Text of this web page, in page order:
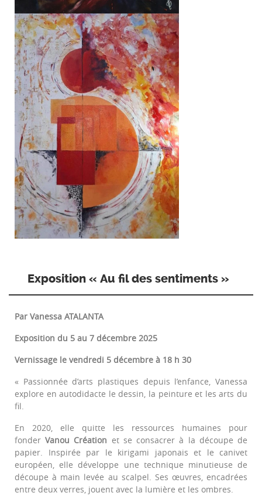
Exposition « Au fil des sentiments »
Par Vanessa ATALANTA
Exposition du 5 au 7 décembre 2025
Vernissage le vendredi 5 décembre à 18 h 30
« Passionnée d’arts plastiques depuis l’enfance, Vanessa
explore en autodidacte le dessin, la peinture et les arts du
fil.
En 2020, elle quitte les ressources humaines pour
fonderVanou Création et se consacrer à la découpe de
papier. Inspirée par le kirigami japonais et le canivet
européen, elle développe une technique minutieuse de
découpe à main levée au scalpel. Ses œuvres, encadrées
entre deux verres, jouent avec la lumière et les ombres.